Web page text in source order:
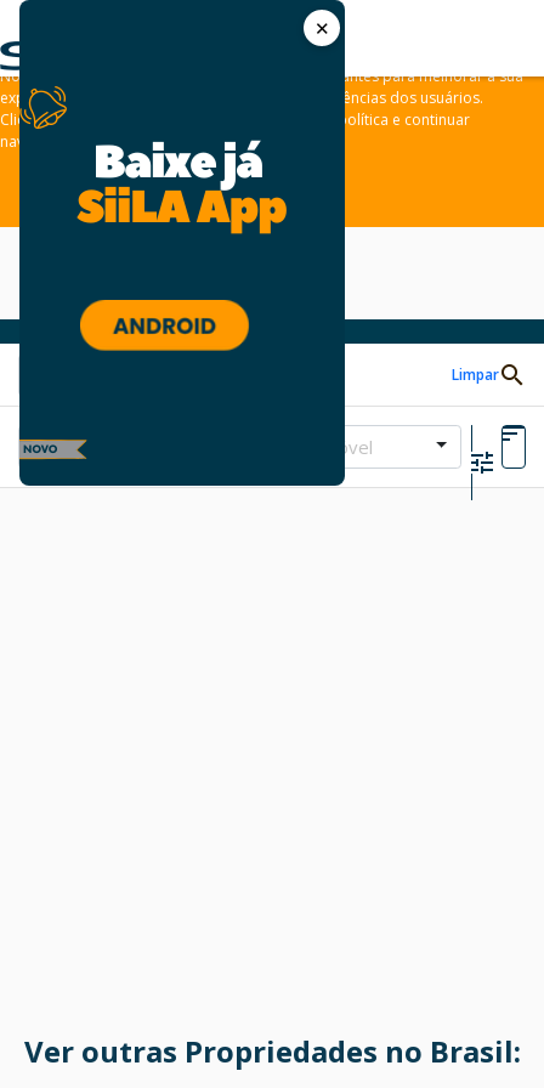
✕
As leis de privacidade dos usuários estão mudando e por isso nós
convidamos você a revisar a nossa
Nós usamos cookies e outras tecnologias semelhantes para melhorar a sua
experiência em nossos sites e lembrar das preferências dos usuários.
Clique em “aceitar” para concordar com a nossa política e continuar
navegando em nosso site.
ACEITAR
Limpar
Tipo de Imóvel
Ver outras Propriedades no Brasil: